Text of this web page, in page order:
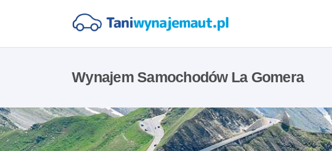
Wynajem Samochodów La Gomera